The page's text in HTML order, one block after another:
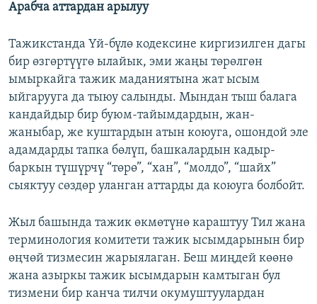
Арабча аттардан арылуу
Тажикстанда Үй-бүлө кодексине киргизилген дагы
бир өзгөртүүгө ылайык, эми жаңы төрөлгөн
ымыркайга тажик маданиятына жат ысым
ыйгарууга да тыюу салынды. Мындан тыш балага
кандайдыр бир буюм-тайымдардын, жан-
жаныбар, же куштардын атын коюуга, ошондой эле
адамдарды тапка бөлүп, башкалардын кадыр-
баркын түшүрчү “төрө”, “хан”, “молдо”, “шайх”
сыяктуу сөздөр уланган аттарды да коюуга болбойт.
Жыл башында тажик өкмөтүнө караштуу Тил жана
терминология комитети тажик ысымдарынын бир
өңчөй тизмесин жарыялаган. Беш миңдей көөнө
жана азыркы тажик ысымдарын камтыган бул
тизмени бир канча тилчи окумуштуулардан